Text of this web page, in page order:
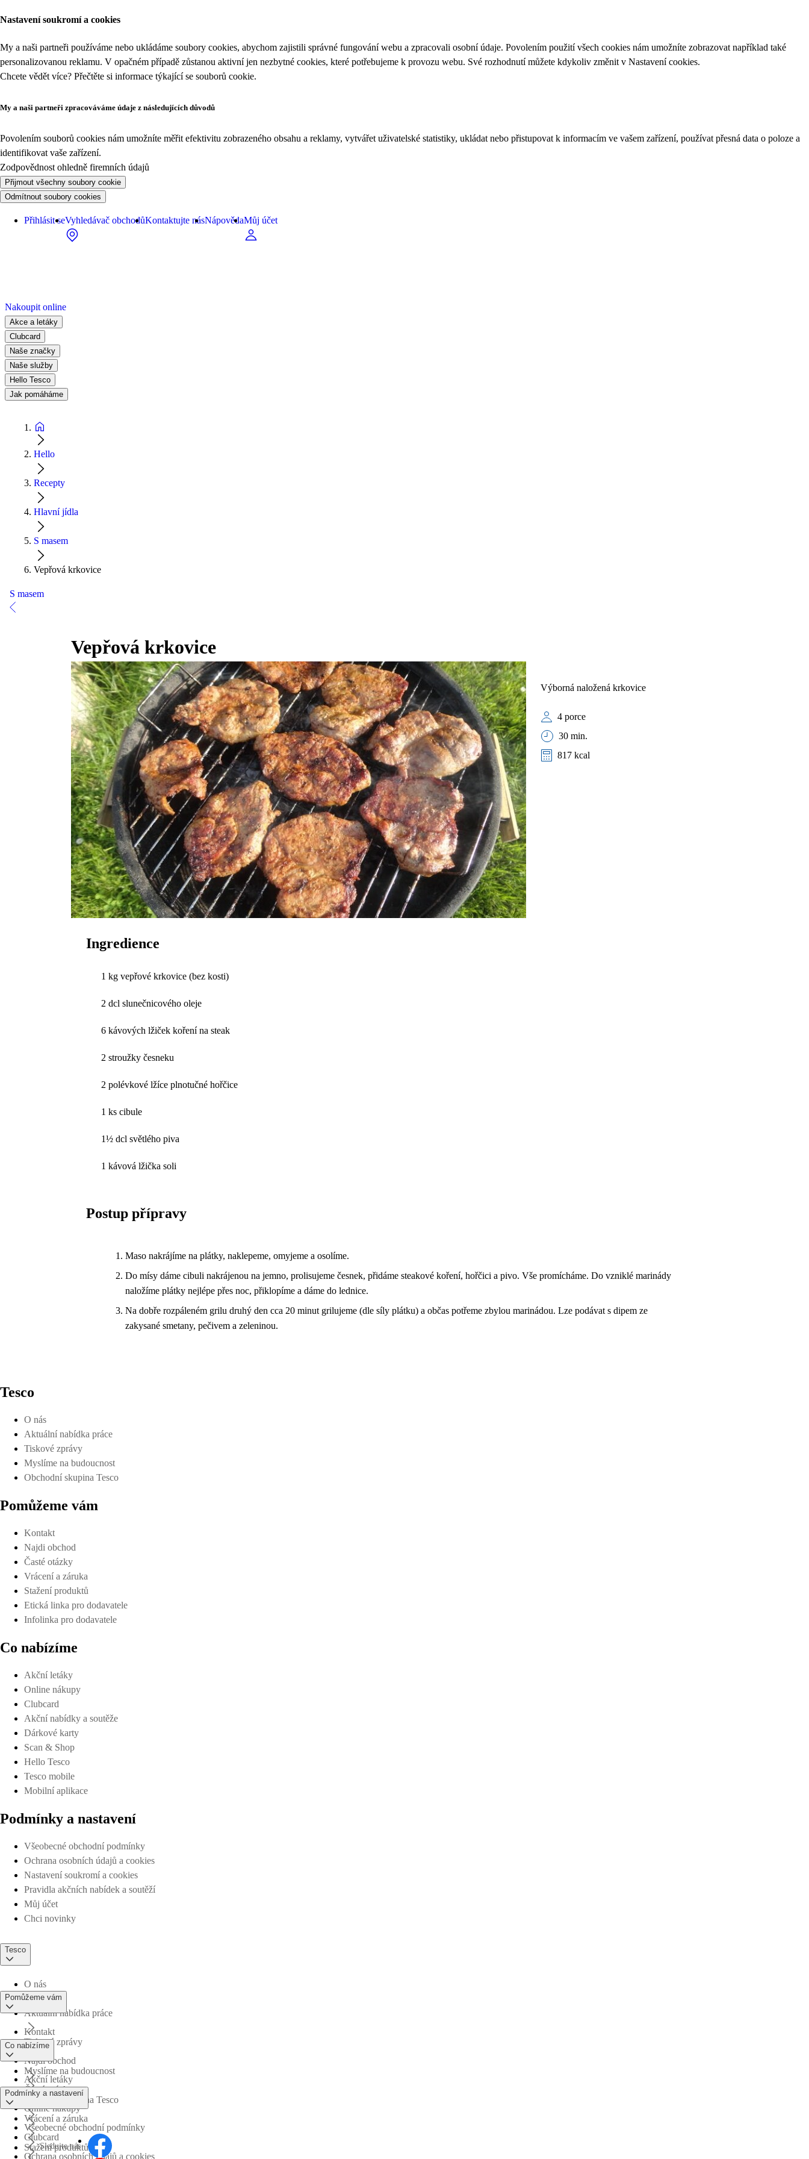
Nastavení soukromí a cookies
My a naši partneři používáme nebo ukládáme soubory cookies, abychom zajistili správné fungování webu a zpracovali osobní údaje. Povolením použití všech cookies nám umožníte zobrazovat například také
personalizovanou reklamu. V opačném případě zůstanou aktivní jen nezbytné cookies, které potřebujeme k provozu webu. Své rozhodnutí můžete kdykoliv změnit v Nastavení cookies.
Chcete vědět více? Přečtěte si informace týkající se souborů cookie.
My a naši partneři zpracováváme údaje z následujících důvodů
Povolením souborů cookies nám umožníte měřit efektivitu zobrazeného obsahu a reklamy, vytvářet uživatelské statistiky, ukládat nebo přistupovat k informacím ve vašem zařízení, používat přesná data o poloze a
identifikovat vaše zařízení.
Zodpovědnost ohledně firemních údajů
Přijmout všechny soubory cookie
Odmítnout soubory cookies
Přihlásit seVyhledávač obchodůKontaktujte násNápovědaMůj účet
Nakoupit online
Akce a letáky
Clubcard
Naše značky
Naše služby
Hello Tesco
Jak pomáháme
Hello
Recepty
Hlavní jídla
S masem
Vepřová krkovice
S masem
Vepřová krkovice
Výborná naložená krkovice
4 porce
30 min.
817 kcal
Ingredience
1 kg vepřové krkovice (bez kosti)
2 dcl slunečnicového oleje
6 kávových lžiček koření na steak
2 stroužky česneku
2 polévkové lžíce plnotučné hořčice
1 ks cibule
1½ dcl světlého piva
1 kávová lžička soli
Postup přípravy
Maso nakrájíme na plátky, naklepeme, omyjeme a osolíme.
Do mísy dáme cibuli nakrájenou na jemno, prolisujeme česnek, přidáme steakové koření, hořčici a pivo. Vše promícháme. Do vzniklé marinády
naložíme plátky nejlépe přes noc, přiklopíme a dáme do lednice.
Na dobře rozpáleném grilu druhý den cca 20 minut grilujeme (dle síly plátku) a občas potřeme zbylou marinádou. Lze podávat s dipem ze
zakysané smetany, pečivem a zeleninou.
Tesco
O nás
Aktuální nabídka práce
Tiskové zprávy
Myslíme na budoucnost
Obchodní skupina Tesco
Pomůžeme vám
Kontakt
Najdi obchod
Časté otázky
Vrácení a záruka
Stažení produktů
Etická linka pro dodavatele
Infolinka pro dodavatele
Co nabízíme
Akční letáky
Online nákupy
Clubcard
Akční nabídky a soutěže
Dárkové karty
Scan & Shop
Hello Tesco
Tesco mobile
Mobilní aplikace
Podmínky a nastavení
Všeobecné obchodní podmínky
Ochrana osobních údajů a cookies
Nastavení soukromí a cookies
Pravidla akčních nabídek a soutěží
Můj účet
Chci novinky
Tesco
O nás
Aktuální nabídka práce
Tiskové zprávy
Myslíme na budoucnost
Obchodní skupina Tesco
Pomůžeme vám
Kontakt
Najdi obchod
Časté otázky
Vrácení a záruka
Stažení produktů
Co nabízíme
Akční letáky
Online nákupy
Clubcard
Podmínky a nastavení
Všeobecné obchodní podmínky
Ochrana osobních údajů a cookies
Sledujte nás